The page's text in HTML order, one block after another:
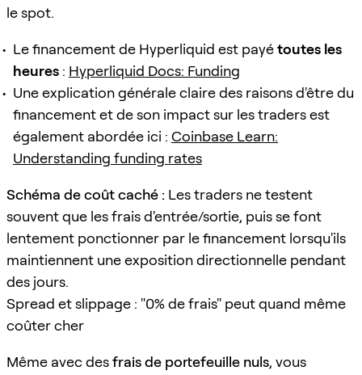
le spot.
Le financement de Hyperliquid est payétoutes les
heures : Hyperliquid Docs: Funding
Une explication générale claire des raisons d'être du
financement et de son impact sur les traders est
également abordée ici : Coinbase Learn:
Understanding funding rates
Schéma de coût caché : Les traders ne testent
souvent que les frais d'entrée/sortie, puis se font
lentement ponctionner par le financement lorsqu'ils
maintiennent une exposition directionnelle pendant
des jours.
Spread et slippage : "0% de frais" peut quand même
coûter cher
Même avec desfrais de portefeuille nuls, vous